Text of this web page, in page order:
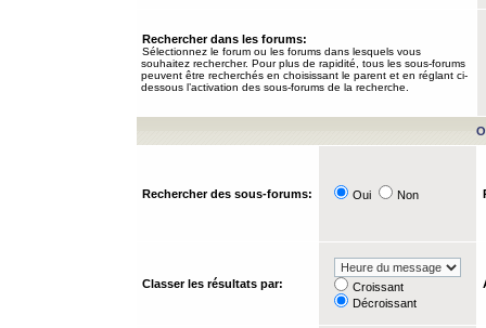
Rechercher dans les forums:
Sélectionnez le forum ou les forums dans lesquels vous
souhaitez rechercher. Pour plus de rapidité, tous les sous-forums
peuvent être recherchés en choisissant le parent et en réglant ci-
dessous l’activation des sous-forums de la recherche.
Rechercher des sous-forums: Oui Non
Classer les résultats par:
Croissant
Décroissant